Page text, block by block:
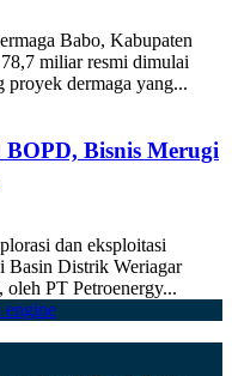
Babo, Kabupaten
miliar resmi dimulai
proyek dermaga yang...
Bisnis Merugi
dan eksploitasi
Distrik Weriagar
PT Petroenergy...